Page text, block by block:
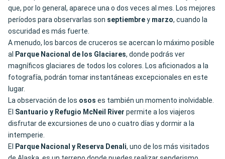
que, por lo general, aparece una o dos veces al mes. Los mejores
períodos para observarlas son septiembrey marzo, cuando la
oscuridad es más fuerte.
A menudo, los barcos de cruceros se acercan lo máximo posible
al Parque Nacional de los Glaciares, donde podrás ver
magníficos glaciares de todos los colores. Los aficionados a la
fotografía, podrán tomar instantáneas excepcionales en este
lugar.
La observación de los osos es también un momento inolvidable.
El Santuario y Refugio McNeil River permite a los viajeros
disfrutar de excursiones de uno o cuatro días y dormir a la
intemperie.
El
Parque Nacional y Reserva Denali, uno de los más visitados